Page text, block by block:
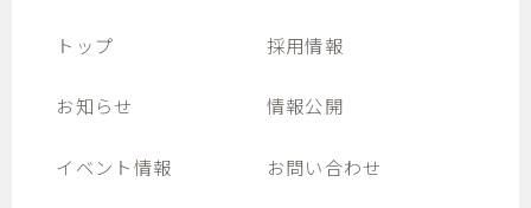
トップ
お知らせ
イベント情報
採用情報
情報公開
お問い合わせ